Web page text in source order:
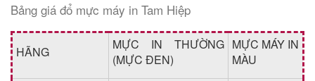
Bảng giá đổ mực máy in Tam Hiệp
HÃNG
MỰC IN THƯỜNG
(MỰC ĐEN)
MỰC MÁY IN
MÀU